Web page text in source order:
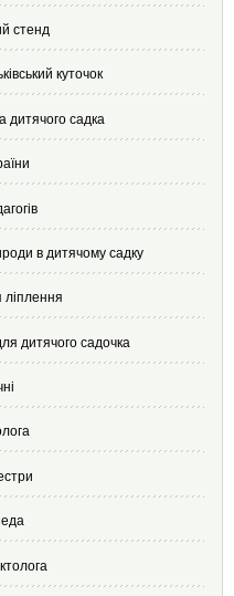
стенд
куточок
дитячого садка
в дитячому садку
ліплення
дитячого садочка